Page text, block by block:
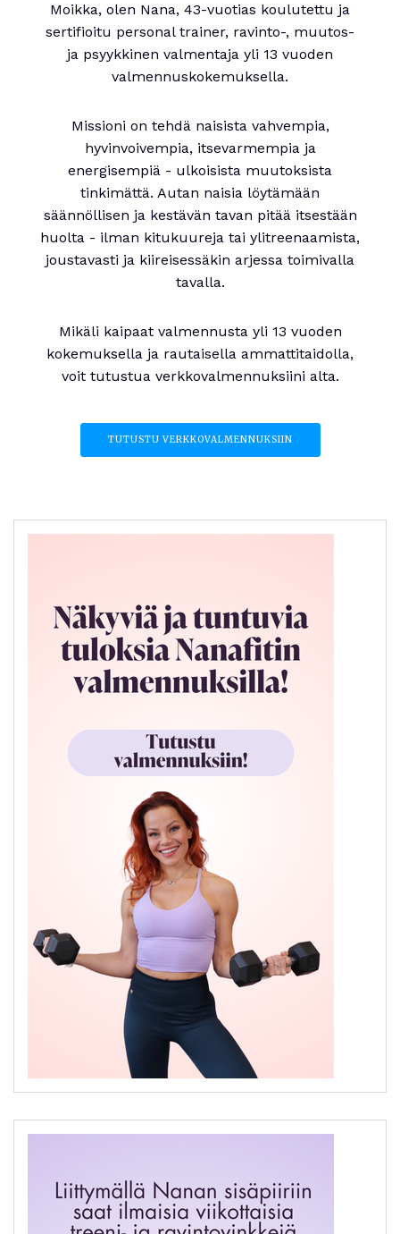
Moikka, olen Nana, 43-vuotias koulutettu ja
sertifioitu personal trainer, ravinto-, muutos-
ja psyykkinen valmentaja yli 13 vuoden
valmennuskokemuksella.
Missioni on tehdä naisista vahvempia,
hyvinvoivempia, itsevarmempia ja
energisempiä - ulkoisista muutoksista
tinkimättä. Autan naisia löytämään
säännöllisen ja kestävän tavan pitää itsestään
huolta - ilman kitukuureja tai ylitreenaamista,
joustavasti ja kiireisessäkin arjessa toimivalla
tavalla.
Mikäli kaipaat valmennusta yli 13 vuoden
kokemuksella ja rautaisella ammattitaidolla,
voit tutustua verkkovalmennuksiini alta.
TUTUSTU VERKKOVALMENNUKSIIN